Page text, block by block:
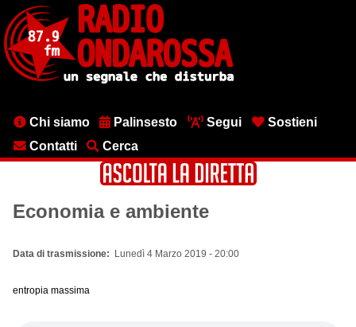
contenuto
principale
MenuChi siamo Palinsesto Segui
Sostieni
Contatti
Cerca
Economia e ambiente
Data di trasmissione Lunedì 4 Marzo 2019 - 20:00
entropia massima